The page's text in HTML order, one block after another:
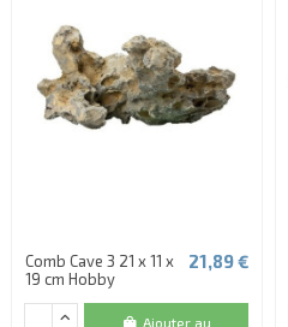
Comb Cave 3 21 x 11 x
19 cm Hobby
21,89 €
Ajouter au